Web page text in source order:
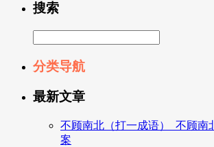
搜索
分类导航
最新文章
不顾南北（打一成语）_不顾南
案